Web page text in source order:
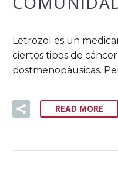
Letrozol es un
ciertos tipos de
postmenopáusicas.
READ MORE